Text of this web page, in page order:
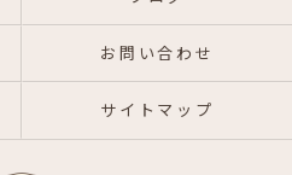
お問い合わせ
サイトマップ